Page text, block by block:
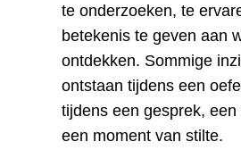
te onderzoeken, te
betekenis te geven aan
ontdekken. Sommige
ontstaan tijdens een
tijdens een gesprek,
een moment van stilte.